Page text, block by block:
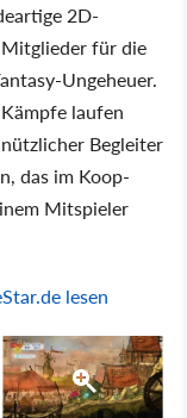
2D-
für die
Ungeheuer.
laufen
Begleiter
das im Koop-
Mitspieler
lesen